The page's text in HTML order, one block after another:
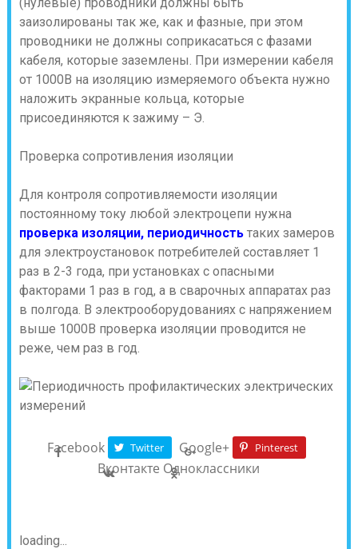
заизолированы так же, как и фазные, при этом
проводники не должны соприкасаться с фазами
кабеля, которые заземлены. При измерении кабеля
от 1000В на изоляцию измеряемого объекта нужно
наложить экранные кольца, которые
присоединяются к зажиму – Э.
Проверка сопротивления изоляции
Для контроля сопротивляемости изоляции
постоянному току любой электроцепи нужна
проверка изоляции, периодичностьтаких замеров
для электроустановок потребителей составляет 1
раз в 2-3 года, при установках с опасными
факторами 1 раз в год, а в сварочных аппаратах раз
в полгода. В электрооборудованиях с напряжением
выше 1000В проверка изоляции проводится не
реже, чем раз в год.
Facebook Twitter Google+ Pinterest
Вконтакте Одноклассники
loading...